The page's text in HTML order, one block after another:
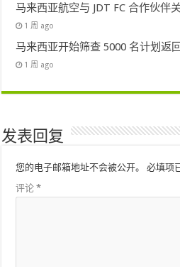
马来西亚航空与 JDT FC 合作伙伴
1 周 ago
马来西亚开始筛查 5000 名计划返
1 周 ago
发表回复
您的电子邮箱地址不会被公开。 必填项
评论*